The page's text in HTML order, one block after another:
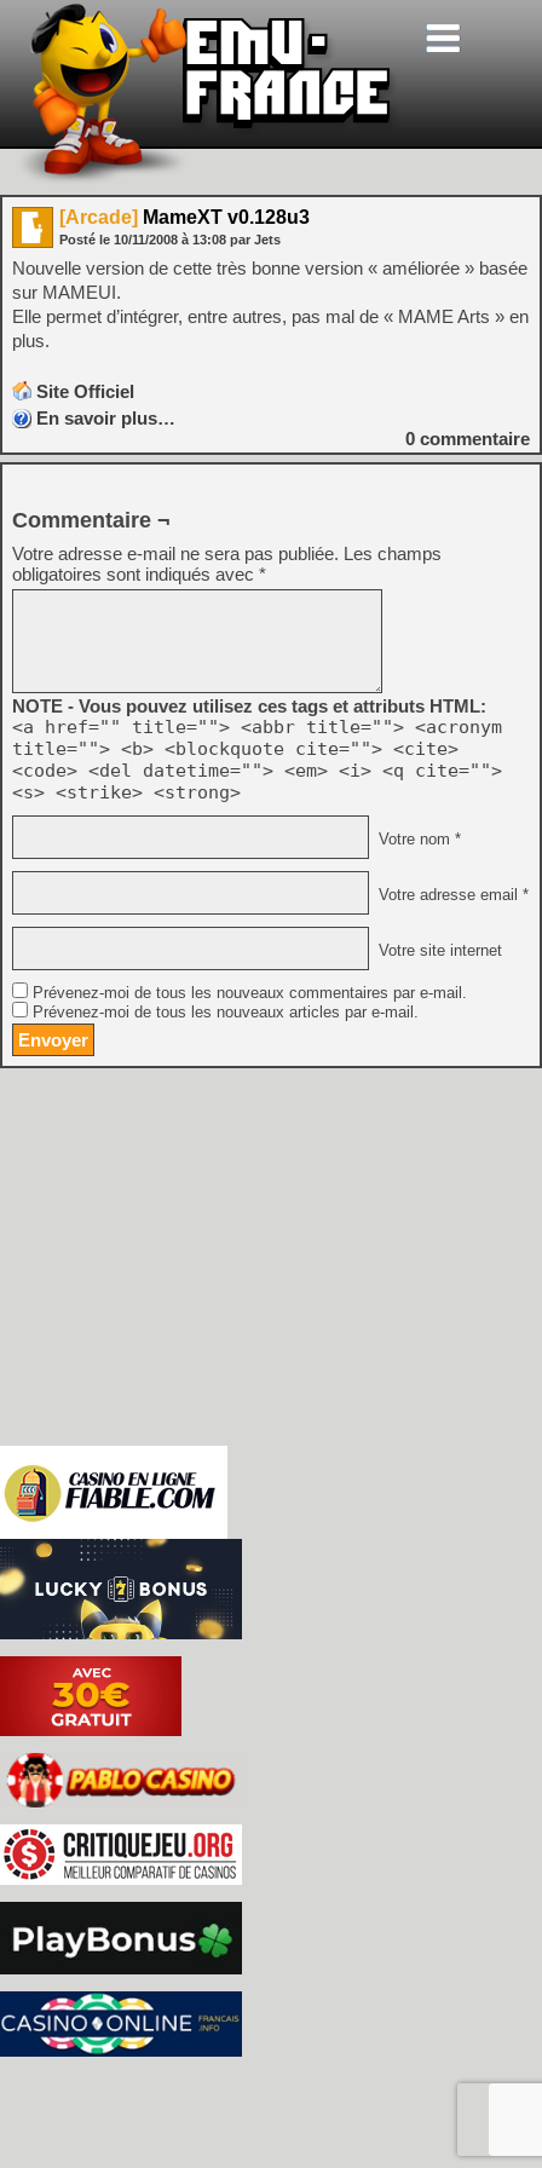
[Arcade] MameXT v0.128u3
Posté le 10/11/2008 à 13:08 par Jets
Nouvelle version de cette très bonne version « améliorée » basée
sur MAMEUI.
Elle permet d’intégrer, entre autres, pas mal de « MAME Arts » en
plus.
Site Officiel
En savoir plus…
0 commentaire
Commentaire ¬
Votre adresse e-mail ne sera pas publiée. Les champs
obligatoires sont indiqués avec *
NOTE - Vous pouvez utilisez ces tags et attributs HTML:
<a href="" title=""> <abbr title=""> <acronym
title=""> <b> <blockquote cite=""> <cite>
<code> <del datetime=""> <em> <i> <q cite="">
<s> <strike> <strong>
Votre nom *
Votre adresse email *
Votre site internet
Prévenez-moi de tous les nouveaux commentaires par e-mail.
Prévenez-moi de tous les nouveaux articles par e-mail.